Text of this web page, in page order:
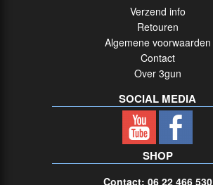
Verzend info
Retouren
Algemene voorwaarden
Contact
Over 3gun
SOCIAL MEDIA
SHOP
Contact: 06 22 466 530